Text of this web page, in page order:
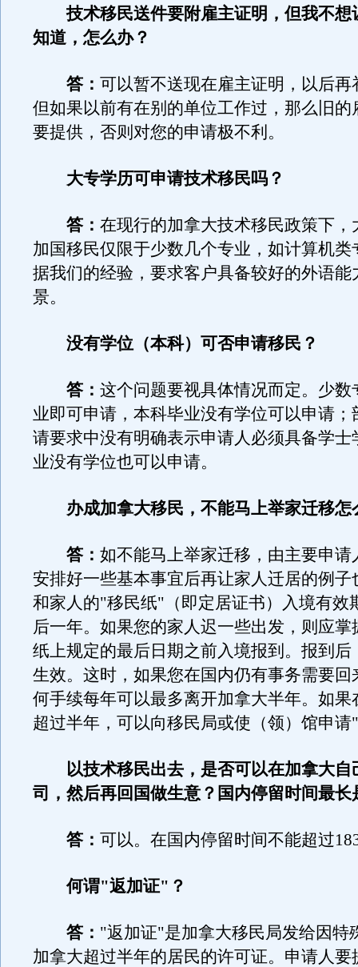
技术移民送件要附雇主证明，但我不想
知道，怎么办？
答： 可以暂不送现在雇主证明，以后再
但如果以前有在别的单位工作过，那么旧的
要提供，否则对您的申请极不利。
大专学历可申请技术移民吗？
答： 在现行的加拿大技术移民政策下，
加国移民仅限于少数几个专业，如计算机类
据我们的经验，要求客户具备较好的外语能
景。
没有学位（本科）可否申请移民？
答： 这个问题要视具体情况而定。少数
业即可申请，本科毕业没有学位可以申请；
请要求中没有明确表示申请人必须具备学士
业没有学位也可以申请。
办成加拿大移民，不能马上举家迁移怎
答： 如不能马上举家迁移，由主要申请
安排好一些基本事宜后再让家人迁居的例子
和家人的"移民纸"（即定居证书）入境有效
后一年。如果您的家人迟一些出发，则应掌
纸上规定的最后日期之前入境报到。报到后
生效。这时，如果您在国内仍有事务需要回
何手续每年可以最多离开加拿大半年。如果
超过半年，可以向移民局或使（领）馆申
以技术移民出去，是否可以在加拿大自
司，然后再回国做生意？国内停留时间最长
答： 可以。在国内停留时间不能超过
何谓"返加证"？
答： "返加证"是加拿大移民局发给因特
加拿大超过半年的居民的许可证。申请人要